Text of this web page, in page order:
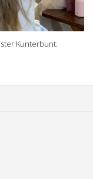
Kunterbunt.